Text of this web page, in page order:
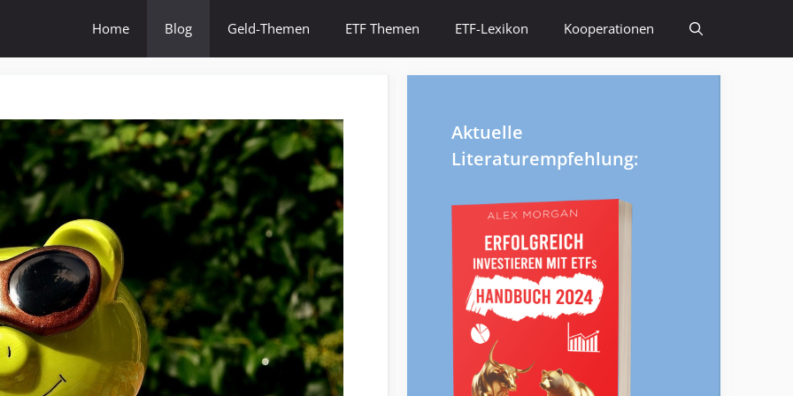
Home Blog Geld-Themen ETF Themen ETF-Lexikon Kooperationen
Aktuelle
Literaturempfehlung: